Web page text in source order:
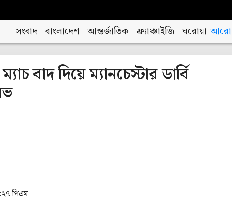
সংবাদ বাংলাদেশ আন্তর্জাতিক ফ্র্যাঞ্চাইজি ঘরোয়া আরো
বাদ দিয়ে ম্যানচেস্টার ডার্বি
পিএম